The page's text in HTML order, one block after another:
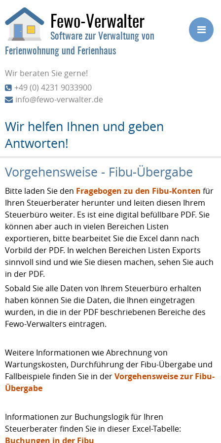
Fewo-Verwalter
Software zur Verwaltung von
Ferienwohnung und Ferienhaus
Wir beraten Sie gerne!
+49 (0) 4231 9033900
info@fewo-verwalter.de
Wir helfen Ihnen und geben
Antworten!
Vorgehensweise - Fibu-Übergabe
Bitte laden Sie den Fragebogen zu den Fibu-Konten für
Ihren Steuerberater herunter und leiten diesen Ihrem
Steuerbüro weiter. Es ist eine digital befüllbare PDF. Sie
können aber auch in vielen Bereichen Listen
exportieren, bitte bearbeitet Sie die Excel dann nach
Vorbild der PDF. In welchen Bereichen Listen Exports
sinnvoll sind und wie Sie diesen machen, sehen Sie auch
in der PDF.
Sobald Sie alle Daten von Ihrem Steuerbüro erhalten
haben können Sie die Daten, die Ihnen eingetragen
wurden, in die in der PDF beschriebenen Bereiche des
Fewo-Verwalters eintragen.
Weitere Informationen wie Abrechnung von
Wartungskosten, Durchführung der Fibu-Übergabe und
Fallbeispiele finden Sie in derVorgehensweise zur Fibu-
Übergabe
Informationen zur Buchungslogik für Ihren
Steuerberater finden Sie in dieser Excel-Tabelle:
Buchungen in der Fibu